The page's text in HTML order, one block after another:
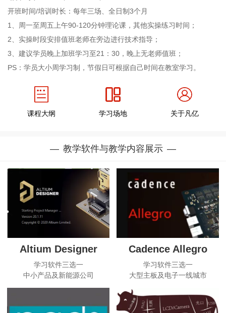
开班时间/培训时长：每年三场、全日制3个月
1、周一至周五上午90-120分钟理论课，其他实操练习时间；
2、实操时段安排值班老师在旁边进行技术指导；
3、建议学员晚上加班学习至21：30，晚上无老师值班；
PS：学员大小周学习制，节假日可根据自己时间在教室学习。
课程大纲 学习场地 关于凡亿
教学软件与教学内容展示
Altium Designer
学习软件三选一
中小产品及新能源公司
Cadence Allegro
学习软件三选一
大型主板及电子一线城市